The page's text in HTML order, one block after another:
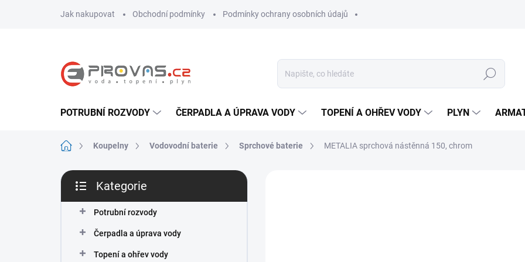
Jak nakupovat Obchodní podmínky Podmínky ochrany osobních údajů
Hledat
POTRUBNÍ ROZVODY ČERPADLA A ÚPRAVA VODY TOPENÍ A OHŘEV VODY PLYN
Domů Koupelny Vodovodní baterie Sprchové baterie METALIA sprchová nástěnná 150, chrom
P
s
kategorie
Kategorie
Potrubní rozvody
Čerpadla a úprava vody
Topení a ohřev vody